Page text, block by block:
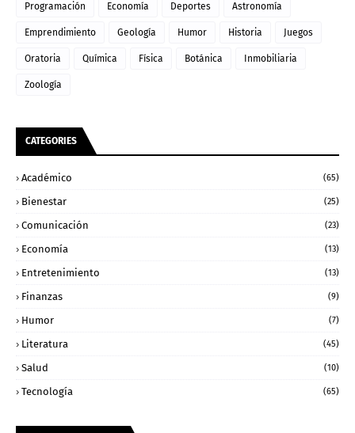
Programación Economía Deportes Astronomía
Emprendimiento Geología Humor Historia Juegos
Oratoria Química Física Botánica Inmobiliaria
Zoología
CATEGORIES
Académico (65)
Bienestar (25)
Comunicación (23)
Economía (13)
Entretenimiento (13)
Finanzas (9)
Humor (7)
Literatura (45)
Salud (10)
Tecnología (65)